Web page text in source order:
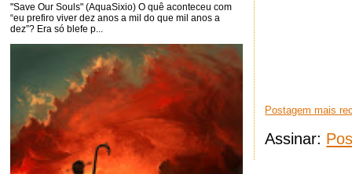
Postagem mais
Assinar:
"Save Our Souls" (AquaSixio) O quê aconteceu com
“eu prefiro viver dez anos a mil do que mil anos a
dez”? Era só blefe p...